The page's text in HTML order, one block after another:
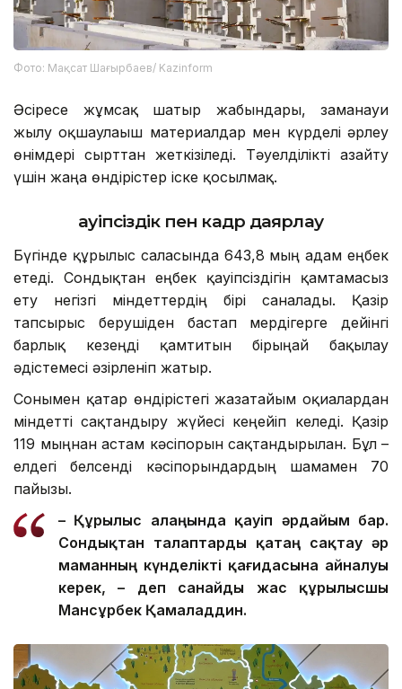
Фото: Мақсат Шағырбаев/ Kazinform
Әсіресе жұмсақ шатыр жабындары, заманауи
жылу оқшаулағыш материалдар мен күрделі әрлеу
өнімдері сырттан жеткізіледі. Тәуелділікті азайту
үшін жаңа өндірістер іске қосылмақ.
Қауіпсіздік пен кадр даярлау
Бүгінде құрылыс саласында 643,8 мың адам еңбек
етеді. Сондықтан еңбек қауіпсіздігін қамтамасыз
ету негізгі міндеттердің бірі саналады. Қазір
тапсырыс берушіден бастап мердігерге дейінгі
барлық кезеңді қамтитын бірыңғай бақылау
әдістемесі әзірленіп жатыр.
Сонымен қатар өндірістегі жазатайым оқиғалардан
міндетті сақтандыру жүйесі кеңейіп келеді. Қазір
119 мыңнан астам кәсіпорын сақтандырылған. Бұл –
елдегі белсенді кәсіпорындардың шамамен 70
пайызы.
– Құрылыс алаңында қауіп әрдайым бар.
Сондықтан талаптарды қатаң сақтау әр
маманның күнделікті қағидасына айналуы
керек, – деп санайды жас құрылысшы
Мансұрбек Қамаладдин.